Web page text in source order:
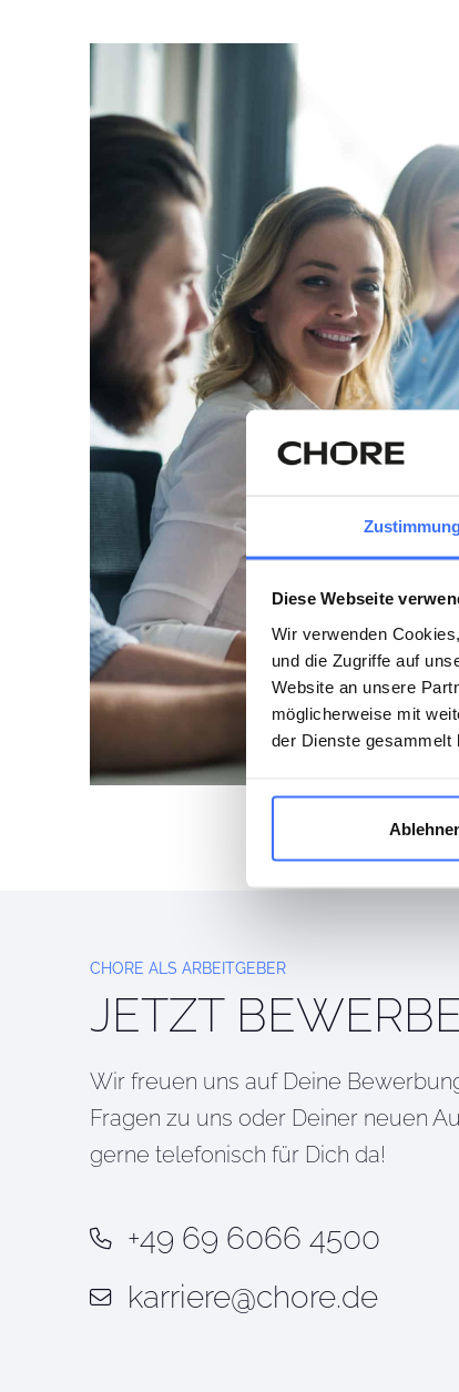
Diese Webseite
Wir verwenden
und die Zugriffe auf
Website an unsere
möglicherweise mit
der Dienste gesammelt
CHORE ALS ARBEITGEBER
JETZT
Wir freuen uns auf Deine
Fragen zu uns oder Deiner neuen
gerne telefonisch für Dich da!
+49 69 6066 4500
karriere@chore.de